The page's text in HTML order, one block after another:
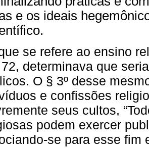
e os ideais
se refere ao ensino
determinava que
O § 3º desse
e confissões
seus cultos,
podem exercer
se para esse fim